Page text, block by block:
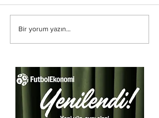
Bir yorum yazın...